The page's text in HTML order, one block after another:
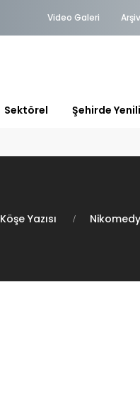
Video Galeri Arşiv
Sektörel Şehirde
Köşe Yazısı